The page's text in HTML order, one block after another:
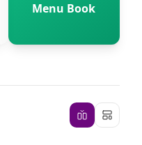
Menu Book